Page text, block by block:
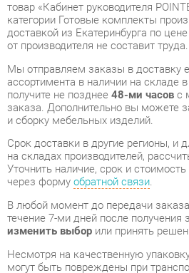
Мы отправляем заказы в доставку
ассортимента в наличии на складе в
получите не позднее48-ми часовс
заказа. Дополнительно вы можете
и сборку мебельных изделий.
Срок доставки в другие регионы, и
на складах производителей,
Уточнить наличие, срок и стоимость
через формуобратной связи.
В любой момент до передачи заказа
течение 7-ми дней после получения
изменить выборили принять
Несмотря на качественную упаковку,
могут быть повреждены при
заметили дефект при приёме - мы
деталь.Повторная доставкатовара -
На всю мебель категории Готовые
распространяетсягарантия 1 год, а